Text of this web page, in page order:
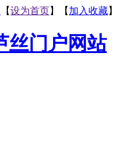
【设为首页】【 加入收藏】